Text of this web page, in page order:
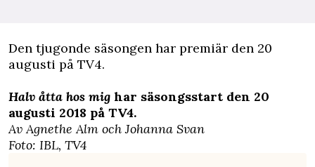
Den tjugonde säsongen har premiär den 20
augusti på TV4.
Halv åtta hos mig har säsongsstart den 20
augusti 2018 på TV4.
Av Agnethe Alm och Johanna Svan
Foto: IBL, TV4